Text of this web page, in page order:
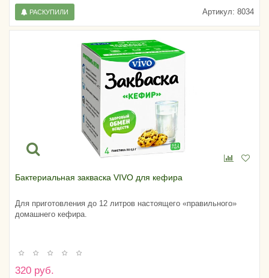
Артикул: 8034
РАСКУПИЛИ
Бактериальная закваска VIVO для кефира
Для приготовления до 12 литров настоящего «правильного»
домашнего кефира.
320 руб.